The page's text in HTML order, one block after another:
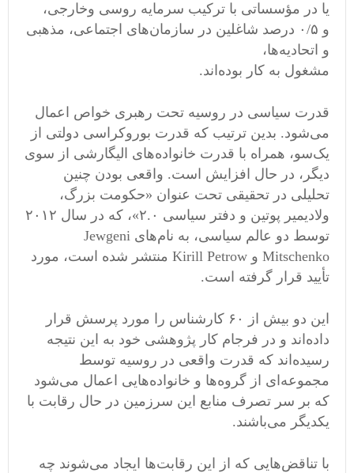
یا در مؤسساتی با ترکیب سرمایه روسی وخارجی،
و ۰/۵ درصد شاغلین در سازمان‌های اجتماعی، مذهبی
و اتحادیه‌ها،
مشغول به کار بوده‌اند.
قدرت سیاسی در روسیه تحت رهبری خواص اعمال
می‌شود. بدین ترتیب که قدرت بوروکراسی دولتی از
یک‌سو، همراه با قدرت خانواده‌های الیگارشی از سوی
دیگر، در حال افزایش است. واقعی بودن چنین
تحلیلی در تحقیقی تحت عنوان «حکومت بزرگ،
ولادیمیر پوتین و دفتر سیاسی ۲.۰»، که در سال ۲۰۱۲
توسط دو عالم سیاسی، به نام‌های Jewgeni
Mitschenko و Kirill Petrow منتشر شده است، مورد
تأیید قرار گرفته است.
این دو بیش از ۶۰ کارشناس را مورد پرسش قرار
داده‌اند و در فرجام کار پژوهشی خود به این نتیجه
رسیده‌اند که قدرت واقعی در روسیه توسط
مجموعه‌ای از گروه‌ها ‌و خانواده‌هایی اعمال می‌شود
که بر سر تصرف منابع این سرزمین در حال رقابت با
یکدیگر می‌باشند.
با تناقض‌هایی که از این رقابت‌ها‌ ایجاد می‌شوند چه